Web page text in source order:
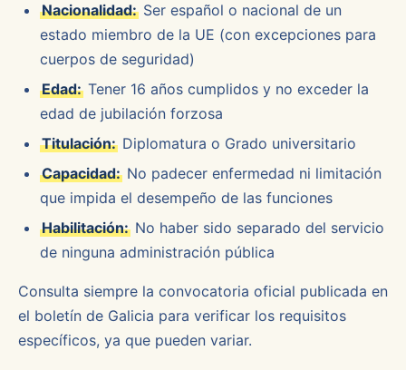
Nacionalidad: Ser español o nacional de un
estado miembro de la UE (con excepciones para
cuerpos de seguridad)
Edad: Tener 16 años cumplidos y no exceder la
edad de jubilación forzosa
Titulación: Diplomatura o Grado universitario
Capacidad: No padecer enfermedad ni limitación
que impida el desempeño de las funciones
Habilitación: No haber sido separado del servicio
de ninguna administración pública
Consulta siempre la convocatoria oficial publicada en
el boletín de Galicia para verificar los requisitos
específicos, ya que pueden variar.